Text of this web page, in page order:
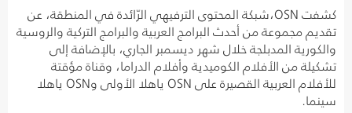
كشفت OSN،شبكة المحتوى الترفيهي الرّائدة في المنطقة، عن
تقديم مجموعة من أحدث البرامج العربية والبرامج التركية والروسية
والكورية المدبلجة خلال شهر ديسمبر الجاري، بالإضافة إلى
تشكيلة من الأفلام الكوميدية وأفلام الدراما، وقناة مؤقتة
للأفلام العربية القصيرة على OSN ياهلا الأولى وOSN ياهلا
سينما.